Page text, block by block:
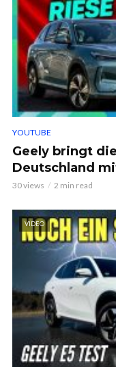
YOUTUBE
Geely bringt
Deutschland
30 views 2 min read
VIDEO